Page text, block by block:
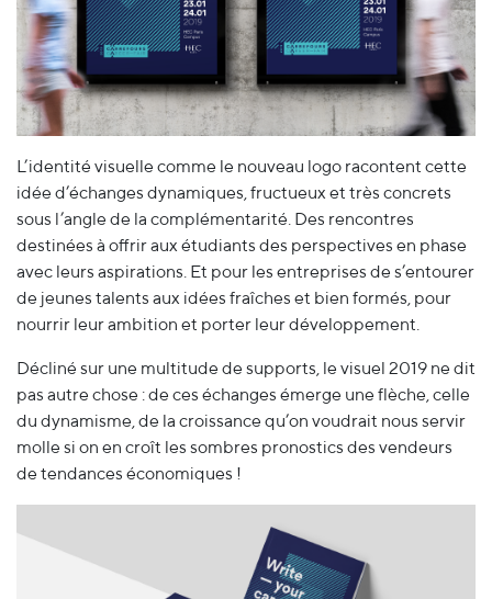
L’identité visuelle comme le nouveau logo racontent cette
idée d’échanges dynamiques, fructueux et très concrets
sous l’angle de la complémentarité. Des rencontres
destinées à offrir aux étudiants des perspectives en phase
avec leurs aspirations. Et pour les entreprises de s’entourer
de jeunes talents aux idées fraîches et bien formés, pour
nourrir leur ambition et porter leur développement.
Décliné sur une multitude de supports, le visuel 2019 ne dit
pas autre chose : de ces échanges émerge une flèche, celle
du dynamisme, de la croissance qu’on voudrait nous servir
molle si on en croît les sombres pronostics des vendeurs
de tendances économiques !